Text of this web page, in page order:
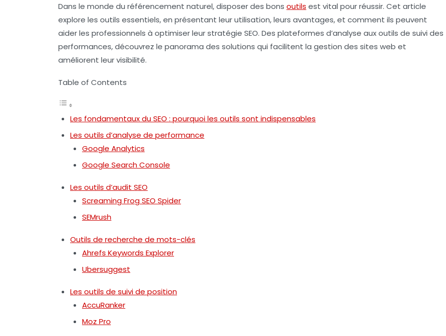
Dans le monde du référencement naturel, disposer des bons outils est vital pour réussir. Cet article
explore les outils essentiels, en présentant leur utilisation, leurs avantages, et comment ils peuvent
aider les professionnels à optimiser leur stratégie SEO. Des plateformes d’analyse aux outils de suivi des
performances, découvrez le panorama des solutions qui facilitent la gestion des sites web et
améliorent leur visibilité.
Table of Contents
Les fondamentaux du SEO : pourquoi les outils sont indispensables
Les outils d’analyse de performance
Google Analytics
Google Search Console
Les outils d’audit SEO
Screaming Frog SEO Spider
SEMrush
Outils de recherche de mots-clés
Ahrefs Keywords Explorer
Ubersuggest
Les outils de suivi de position
AccuRanker
Moz Pro